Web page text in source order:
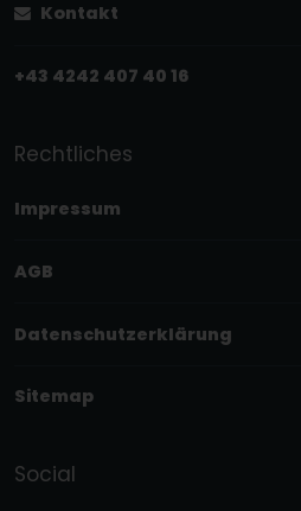
Kontakt
+43 4242 407 40 16
Rechtliches
Impressum
AGB
Datenschutzerklärung
Sitemap
Social